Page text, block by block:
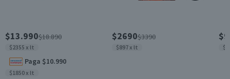
Viña Casas Patronales
Maridaje
Carnes rojas a la parrilla, quesos curados y maduros,
guisos y estofados intensos, comidas especiadas
$13.990$18.890
$2355 x lt
Paga $10.990
$1850 x lt
$2690$3390
$897 x lt